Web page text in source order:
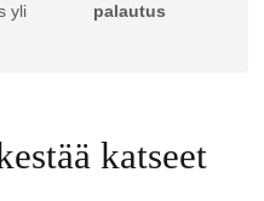
yli
palautus
katseet